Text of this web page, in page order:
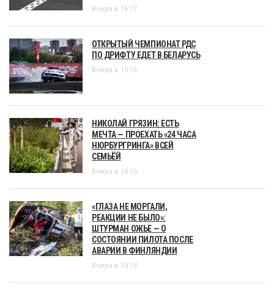
Вчера в 16:17
ОТКРЫТЫЙ ЧЕМПИОНАТ РДС
ПО ДРИФТУ ЕДЕТ В БЕЛАРУСЬ
Вчера в 15:16
НИКОЛАЙ ГРЯЗИН: ЕСТЬ
МЕЧТА — ПРОЕХАТЬ «24 ЧАСА
НЮРБУРГРИНГА» ВСЕЙ
СЕМЬЁЙ
Вчера в 14:15
«ГЛАЗА НЕ МОРГАЛИ,
РЕАКЦИИ НЕ БЫЛО»:
ШТУРМАН ОЖЬЕ — О
СОСТОЯНИИ ПИЛОТА ПОСЛЕ
АВАРИИ В ФИНЛЯНДИИ
Вчера в 13:14